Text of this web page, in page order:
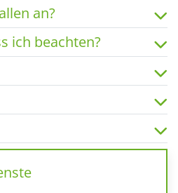
an?
ich beachten?